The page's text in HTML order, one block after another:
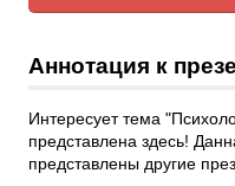
Аннотация к
Интересует тема
представлена здесь!
представлены другие